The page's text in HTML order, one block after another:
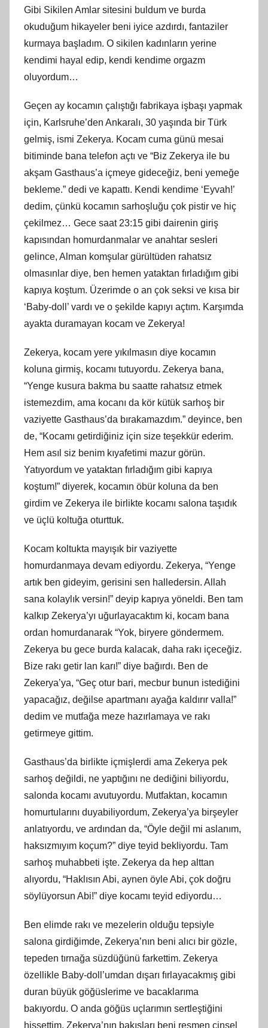
Gibi Sikilen Amlar sitesini buldum ve burda
okuduğum hikayeler beni iyice azdırdı, fantaziler
kurmaya başladım. O sikilen kadınların yerine
kendimi hayal edip, kendi kendime orgazm
oluyordum…
Geçen ay kocamın çalıştığı fabrikaya işbaşı yapmak
için, Karlsruhe’den Ankaralı, 30 yaşında bir Türk
gelmiş, ismi Zekerya. Kocam cuma günü mesai
bitiminde bana telefon açtı ve “Biz Zekerya ile bu
akşam Gasthaus’a içmeye gideceğiz, beni yemeğe
bekleme.” dedi ve kapattı. Kendi kendime ‘Eyvah!’
dedim, çünkü kocamın sarhoşluğu çok pistir ve hiç
çekilmez… Gece saat 23:15 gibi dairenin giriş
kapısından homurdanmalar ve anahtar sesleri
gelince, Alman komşular gürültüden rahatsız
olmasınlar diye, ben hemen yataktan fırladığım gibi
kapıya koştum. Üzerimde o an çok seksi ve kısa bir
‘Baby-doll’ vardı ve o şekilde kapıyı açtım. Karşımda
ayakta duramayan kocam ve Zekerya!
Zekerya, kocam yere yıkılmasın diye kocamın
koluna girmiş, kocamı tutuyordu. Zekerya bana,
“Yenge kusura bakma bu saatte rahatsız etmek
istemezdim, ama kocanı da kör kütük sarhoş bir
vaziyette Gasthaus’da bırakamazdım.” deyince, ben
de, “Kocamı getirdiğiniz için size teşekkür ederim.
Hem asıl siz benim kıyafetimi mazur görün.
Yatıyordum ve yataktan fırladığım gibi kapıya
koştum!” diyerek, kocamın öbür koluna da ben
girdim ve Zekerya ile birlikte kocamı salona taşıdık
ve üçlü koltuğa oturttuk.
Kocam koltukta mayışık bir vaziyette
homurdanmaya devam ediyordu. Zekerya, “Yenge
artık ben gideyim, gerisini sen halledersin. Allah
sana kolaylık versin!” deyip kapıya yöneldi. Ben tam
kalkıp Zekerya’yı uğurlayacaktım ki, kocam bana
ordan homurdanarak “Yok, biryere göndermem.
Zekerya bu gece burda kalacak, daha rakı içeceğiz.
Bize rakı getir lan karı!” diye bağırdı. Ben de
Zekerya’ya, “Geç otur bari, mecbur bunun istediğini
yapacağız, değilse apartmanı ayağa kaldırır valla!”
dedim ve mutfağa meze hazırlamaya ve rakı
getirmeye gittim.
Gasthaus’da birlikte içmişlerdi ama Zekerya pek
sarhoş değildi, ne yaptığını ne dediğini biliyordu,
salonda kocamı avutuyordu. Mutfaktan, kocamın
homurtularını duyabiliyordum, Zekerya’ya birşeyler
anlatıyordu, ve ardından da, “Öyle değil mi aslanım,
haksızmıyım koçum?” diye teyid bekliyordu. Tam
sarhoş muhabbeti işte. Zekerya da hep alttan
alıyordu, “Haklısın Abi, aynen öyle Abi, çok doğru
söylüyorsun Abi!” diye kocamı teyid ediyordu…
Ben elimde rakı ve mezelerin olduğu tepsiyle
salona girdiğimde, Zekerya’nın beni alıcı bir gözle,
tepeden tırnağa süzdüğünü farkettim. Zekerya
özellikle Baby-doll’umdan dışarı fırlayacakmış gibi
duran büyük göğüslerime ve bacaklarıma
bakıyordu. O anda göğüs uçlarımın sertleştiğini
hissettim, Zekerya’nın bakışları beni resmen cinsel